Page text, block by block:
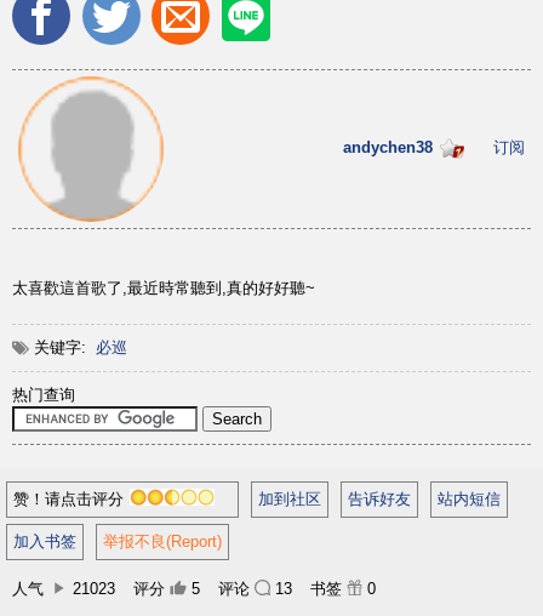
andychen38 订阅
太喜歡這首歌了,最近時常聽到,真的好好聽~
关键字: 必巡
热门查询
赞！请点击评分 加到社区 告诉好友 站内短信
加入书签 举报不良(Report)
人气 21023 评分 5 评论 13 书签 0
正體
©2021 甜瓜365 Melon365 Melon365.com